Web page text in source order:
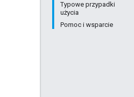
Typowe przypadki
użycia
Pomoc i wsparcie